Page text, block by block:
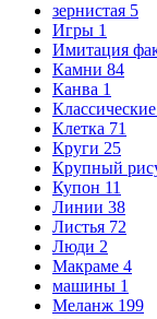
зернистая 5
Игры 1
Имитация
Камни 84
Канва 1
Клетка 71
Круги 25
Крупный
Купон 11
Линии 38
Листья 72
Люди 2
Макраме 4
машины 1
Меланж 199